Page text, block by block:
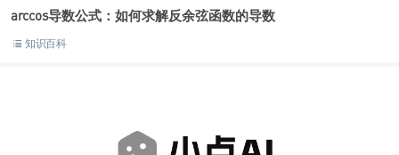
arccos导数公式：如何求解反余弦函数的导数
知识百科